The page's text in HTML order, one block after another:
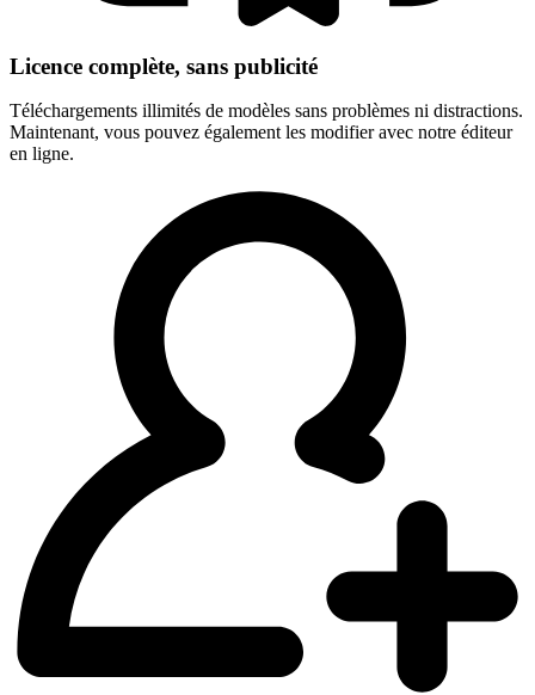
Licence complète, sans publicité
Téléchargements illimités de modèles sans problèmes ni distractions.
Maintenant, vous pouvez également les modifier avec notre éditeur
en ligne.